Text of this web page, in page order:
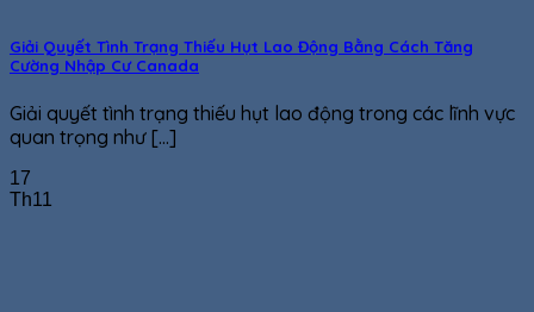
Giải Quyết Tình Trạng Thiếu Hụt Lao Động Bằng Cách Tăng
Cường Nhập Cư Canada
Giải quyết tình trạng thiếu hụt lao động trong các lĩnh vực
quan trọng như [...]
17
Th11